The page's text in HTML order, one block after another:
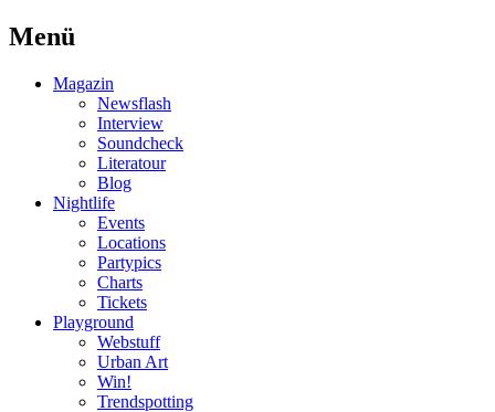
Menü
Magazin
Newsflash
Interview
Soundcheck
Literatour
Blog
Nightlife
Events
Locations
Partypics
Charts
Tickets
Playground
Webstuff
Urban Art
Win!
Trendspotting